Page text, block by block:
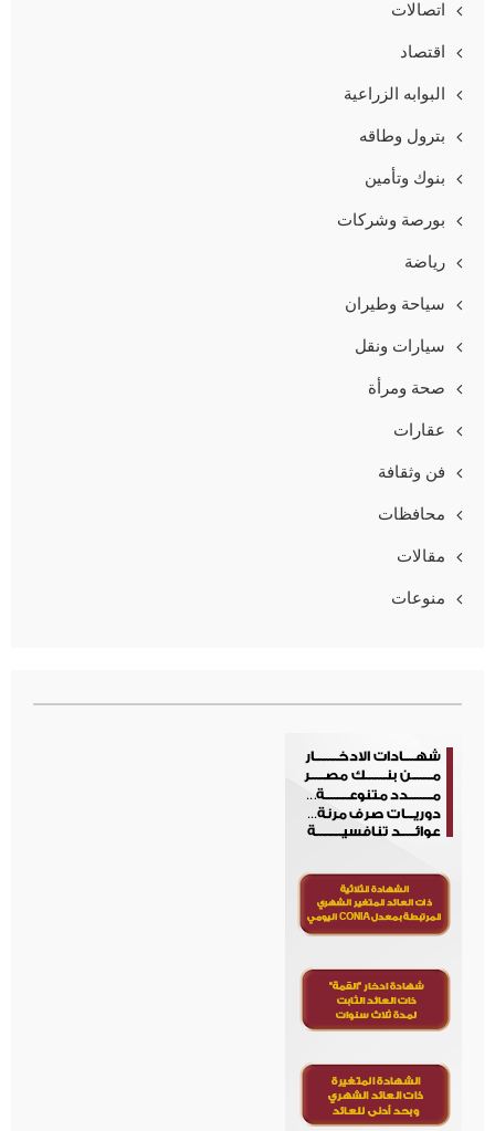
اتصالات
اقتصاد
البوابه الزراعية
بترول وطاقه
بنوك وتأمين
بورصة وشركات
رياضة
سياحة وطيران
سيارات ونقل
صحة ومرأة
عقارات
فن وثقافة
محافظات
مقالات
منوعات